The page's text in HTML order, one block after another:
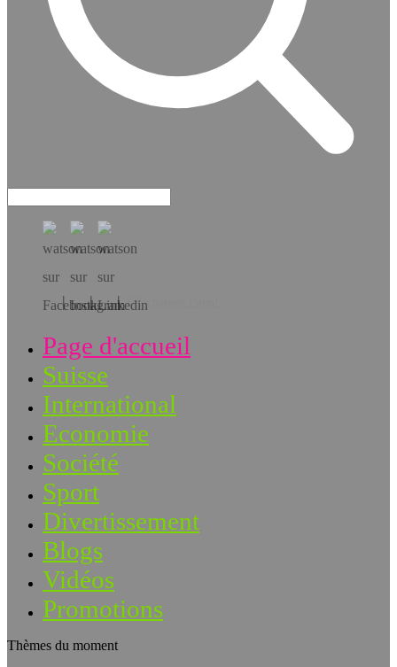
Téléchargez l’app!
Page d'accueil
Suisse
International
Economie
Société
Sport
Divertissement
Blogs
Vidéos
Promotions
Thèmes du moment